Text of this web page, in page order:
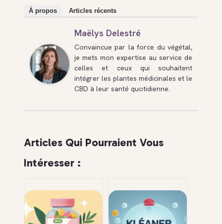
À propos Articles récents
Maëlys Delestré
Convaincue par la force du végétal,
je mets mon expertise au service de
celles et ceux qui souhaitent
intégrer les plantes médicinales et le
CBD à leur santé quotidienne.
Articles Qui Pourraient Vous
Intéresser :